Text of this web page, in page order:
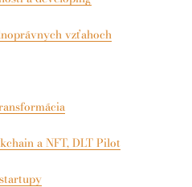
vzťahoch
a NFT, DLT Pilot